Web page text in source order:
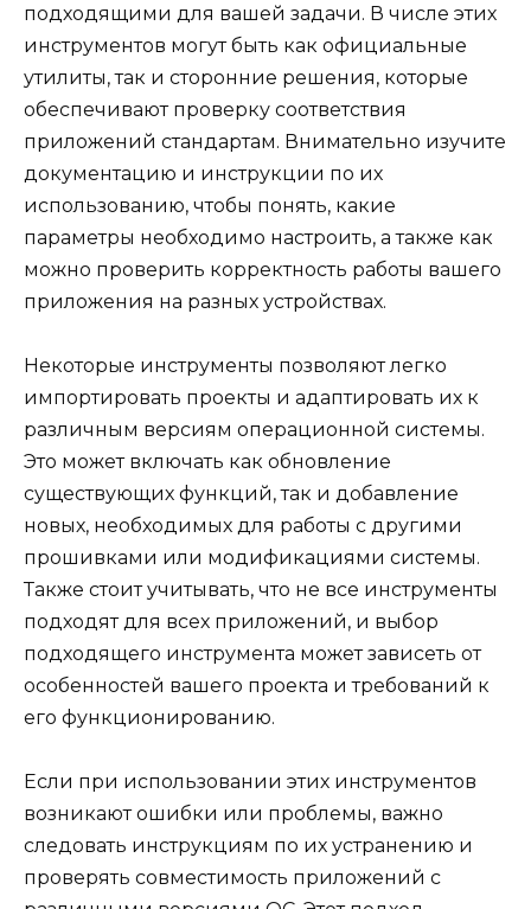
подходящими для вашей задачи. В числе этих
инструментов могут быть как официальные
утилиты, так и сторонние решения, которые
обеспечивают проверку соответствия
приложений стандартам. Внимательно изучите
документацию и инструкции по их
использованию, чтобы понять, какие
параметры необходимо настроить, а также как
можно проверить корректность работы вашего
приложения на разных устройствах.
Некоторые инструменты позволяют легко
импортировать проекты и адаптировать их к
различным версиям операционной системы.
Это может включать как обновление
существующих функций, так и добавление
новых, необходимых для работы с другими
прошивками или модификациями системы.
Также стоит учитывать, что не все инструменты
подходят для всех приложений, и выбор
подходящего инструмента может зависеть от
особенностей вашего проекта и требований к
его функционированию.
Если при использовании этих инструментов
возникают ошибки или проблемы, важно
следовать инструкциям по их устранению и
проверять совместимость приложений с